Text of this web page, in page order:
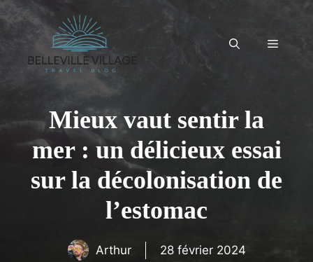
Aller
au
contenu
Menu
Mieux vaut sentir la
mer : un délicieux essai
sur la décolonisation de
l’estomac
Arthur 28 février 2024